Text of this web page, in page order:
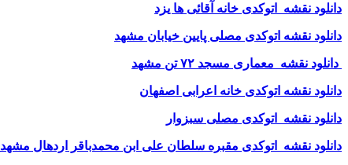
دانلود نقشه اتوکدی خانه آقائی ها یزد
دانلود نقشه اتوکدی مصلی پایین خیابان مشهد
دانلود نقشه معماری مسجد ۷۲ تن مشهد
دانلود نقشه اتوکدی خانه اعرابی اصفهان
دانلود نقشه اتوکدی مصلی سبزوار
دانلود نقشه اتوکدی مقبره سلطان علی ابن محمدباقر اردهال مشهد